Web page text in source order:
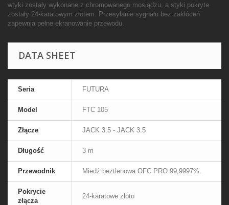
wtyki zostały wykonane z chromowanego mosiądzu, a styki pokryte
zostały 24-karatowym złotem. Przesyłanie sygnału bez zakłóceń
zapewnia pełne ekranowanie przewodu.
DATA SHEET
Seria FUTURA
Model FTC 105
Złącze JACK 3.5 - JACK 3.5
Długość 3 m
Przewodnik Miedź beztlenowa OFC PRO 99,9997%.
Pokrycie
złącza
24-karatowe złoto